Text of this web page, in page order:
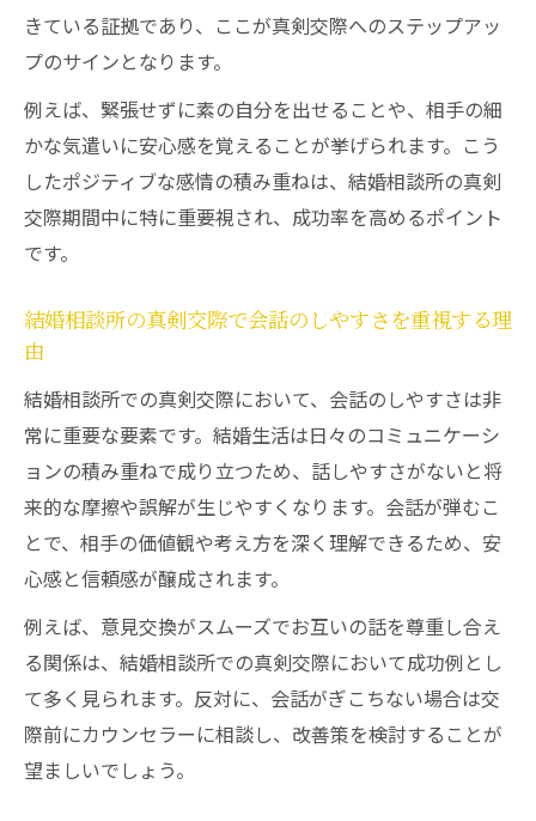
きている証拠であり、ここが真剣交際へのステップアッ
プのサインとなります。
例えば、緊張せずに素の自分を出せることや、相手の細
かな気遣いに安心感を覚えることが挙げられます。こう
したポジティブな感情の積み重ねは、結婚相談所の真剣
交際期間中に特に重要視され、成功率を高めるポイント
です。
結婚相談所の真剣交際で会話のしやすさを重視する理
由
結婚相談所での真剣交際において、会話のしやすさは非
常に重要な要素です。結婚生活は日々のコミュニケーシ
ョンの積み重ねで成り立つため、話しやすさがないと将
来的な摩擦や誤解が生じやすくなります。会話が弾むこ
とで、相手の価値観や考え方を深く理解できるため、安
心感と信頼感が醸成されます。
例えば、意見交換がスムーズでお互いの話を尊重し合え
る関係は、結婚相談所での真剣交際において成功例とし
て多く見られます。反対に、会話がぎこちない場合は交
際前にカウンセラーに相談し、改善策を検討することが
望ましいでしょう。